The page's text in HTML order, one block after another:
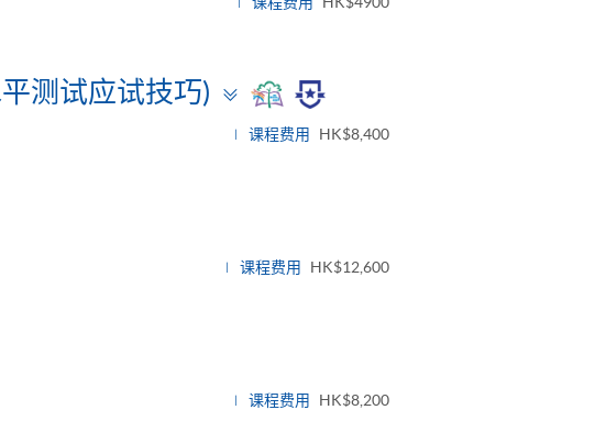
测试应试技巧)
Toggle
panel
课程费用 HK$8,400
课程费用 HK$12,600
课程费用 HK$8,200